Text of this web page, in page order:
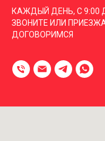
КАЖДЫЙ ДЕНЬ, С 9:00
ЗВОНИТЕ ИЛИ
ДОГОВОРИМСЯ